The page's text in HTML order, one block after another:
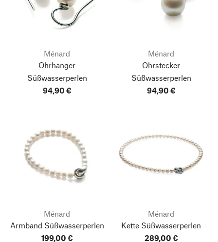
Ménard
Ohrhänger
Süßwasserperlen
94,90 €
Ménard
Ohrstecker
Süßwasserperlen
94,90 €
Ménard
Armband Süßwasserperlen
199,00 €
Ménard
Kette Süßwasserperlen
289,00 €